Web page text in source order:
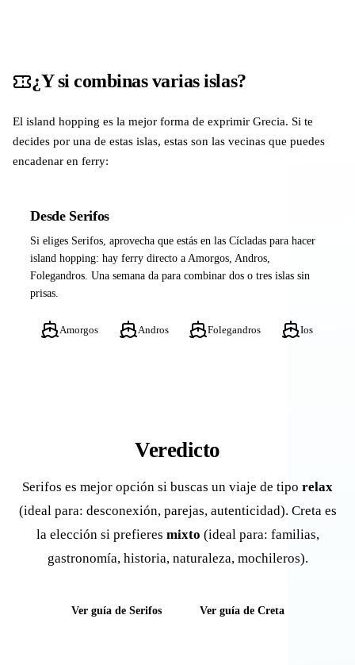
¿Y si combinas varias islas?
El island hopping es la mejor forma de exprimir Grecia. Si te
decides por una de estas islas, estas son las vecinas que puedes
encadenar en ferry:
Desde Serifos
Si eliges Serifos, aprovecha que estás en las Cícladas para hacer
island hopping: hay ferry directo a Amorgos, Andros,
Folegandros. Una semana da para combinar dos o tres islas sin
prisas.
Amorgos Andros Folegandros Ios
Veredicto
Serifos es mejor opción si buscas un viaje de tipo relax
(ideal para: desconexión, parejas, autenticidad). Creta es
la elección si prefieres mixto (ideal para: familias,
gastronomía, historia, naturaleza, mochileros).
Ver guía de Serifos Ver guía de Creta